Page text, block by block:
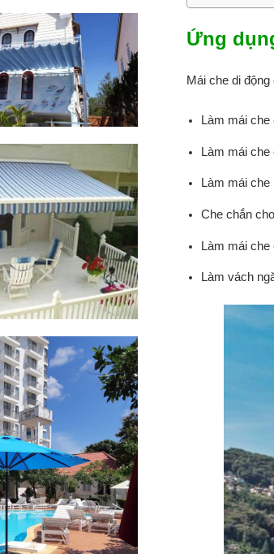
Ứng
Mái che di
Làm mái che
Làm mái
Làm mái
Che chắn
Làm mái
Làm vách